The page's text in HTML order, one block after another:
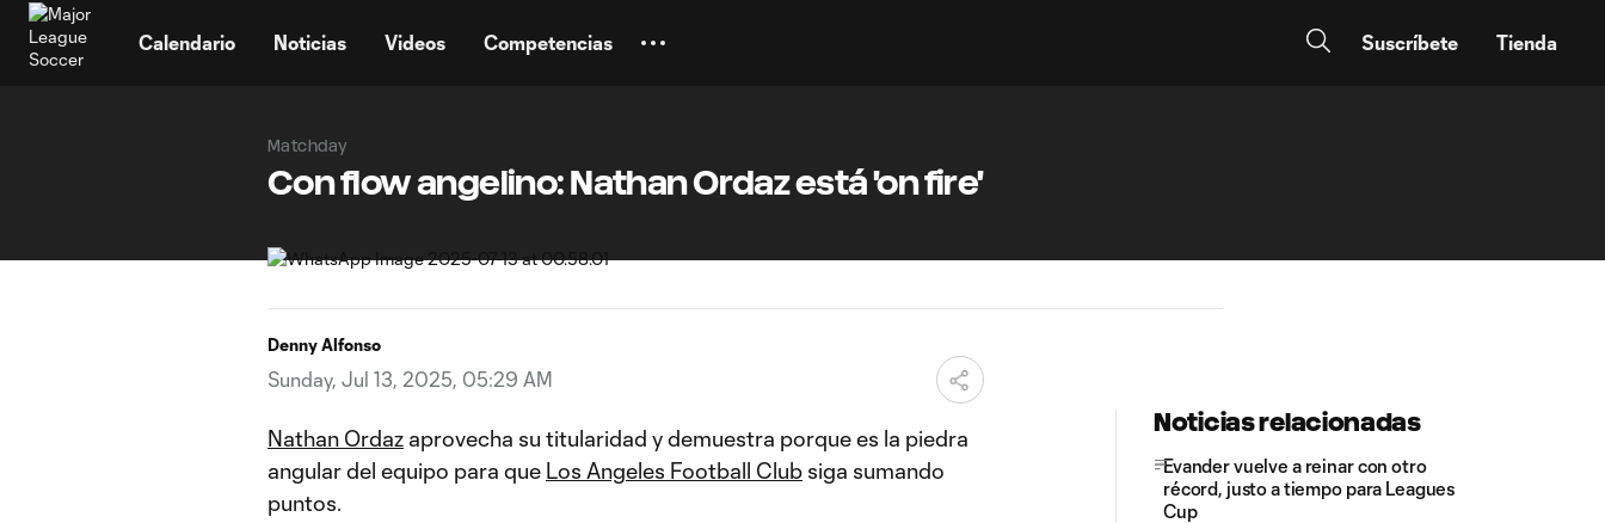
Calendario Noticias Videos Competencias Suscríbete Tienda
Matchday
Con flow angelino: Nathan Ordaz está 'on fire'
Denny Alfonso
Sunday, Jul 13, 2025, 05:29 AM
Nathan Ordaz aprovecha su titularidad y demuestra porque es la piedra
angular del equipo para que Los Angeles Football Club siga sumando
puntos.
Noticias relacionadas
Evander vuelve a reinar con otro
récord, justo a tiempo para Leagues
Cup